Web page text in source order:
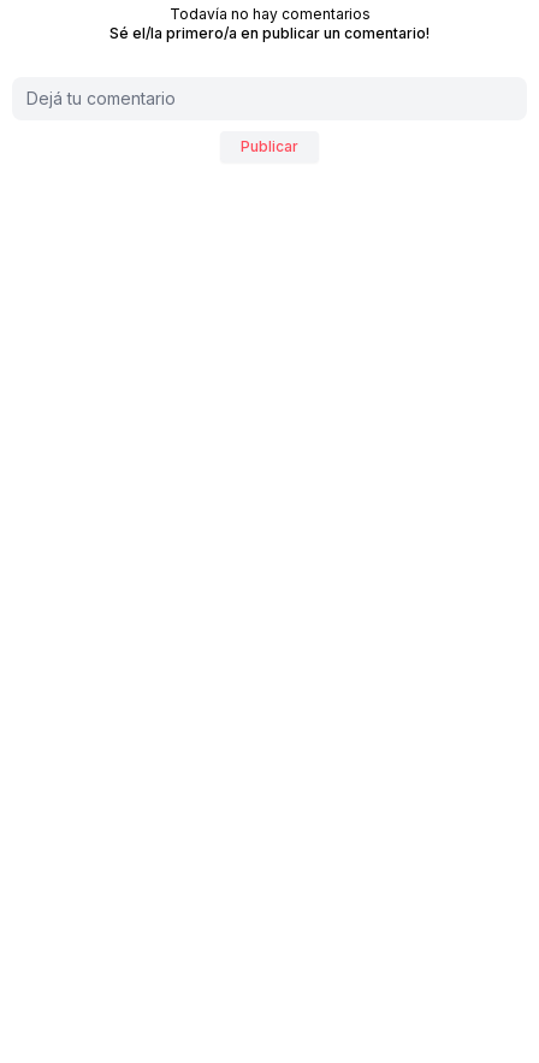
Todavía no hay comentarios
Sé el/la primero/a en publicar un comentario!
Publicar